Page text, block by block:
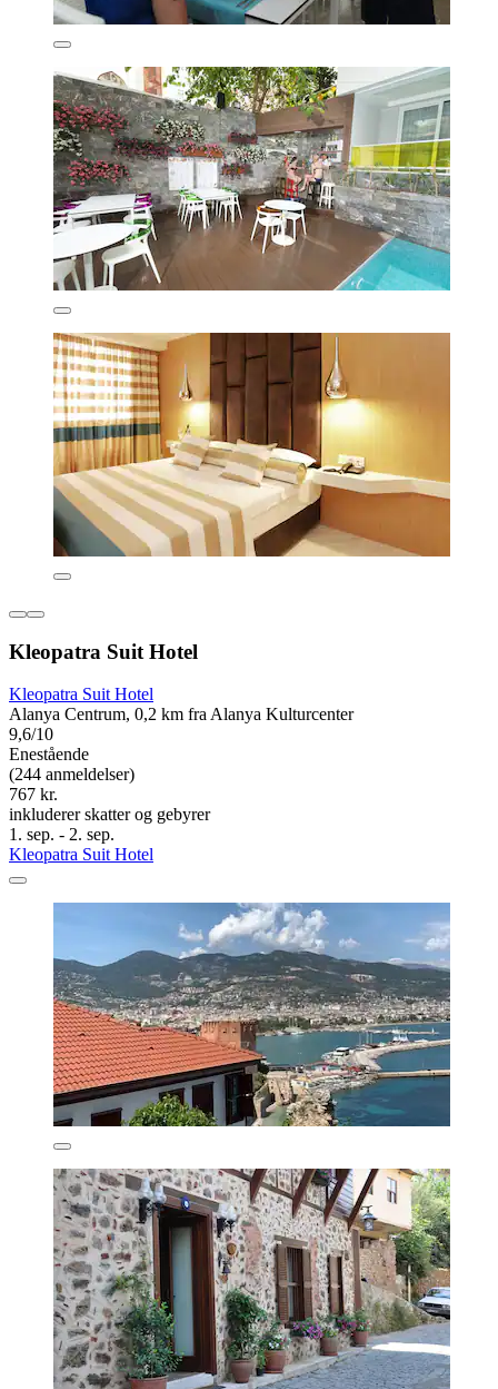
Kleopatra Suit Hotel
Kleopatra Suit Hotel
Alanya Centrum, 0,2 km fra Alanya Kulturcenter
9,6/10
Enestående
(244 anmeldelser)
767 kr.
inkluderer skatter og gebyrer
1. sep. - 2. sep.
Kleopatra Suit Hotel